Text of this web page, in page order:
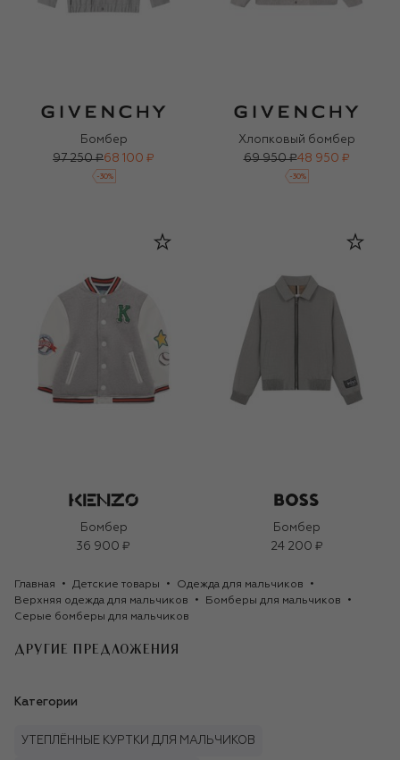
Бомбер
97 250 ₽68 100 ₽
-30%
Хлопковый бомбер
69 950 ₽48 950 ₽
-30%
Бомбер
36 900 ₽
Бомбер
24 200 ₽
Главная Детские товары
Одежда для мальчиков
Верхняя одежда для мальчиков
Бомберы для мальчиков
Серые бомберы для мальчиков
ДРУГИЕ ПРЕДЛОЖЕНИЯ
Категории
УТЕПЛЁННЫЕ КУРТКИ ДЛЯ МАЛЬЧИКОВ